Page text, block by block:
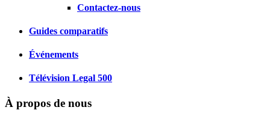
Contactez-nous
Guides comparatifs
Événements
Télévision Legal 500
À propos de nous